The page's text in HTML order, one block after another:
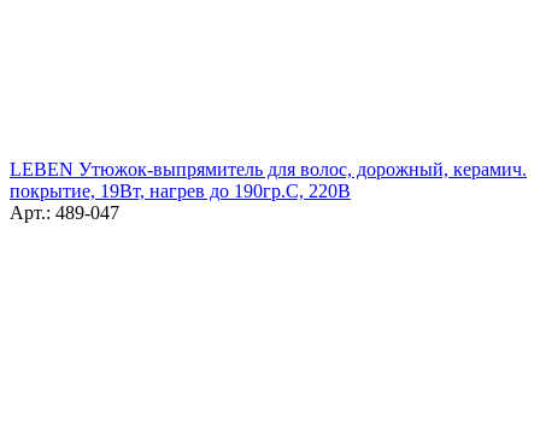
LEBEN Утюжок-выпрямитель для волос, дорожный, керамич.
покрытие, 19Вт, нагрев до 190гр.С, 220В
Арт.: 489-047